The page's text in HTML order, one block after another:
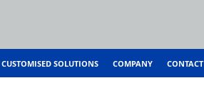
CUSTOMISED SOLUTIONS COMPANY CONTACT